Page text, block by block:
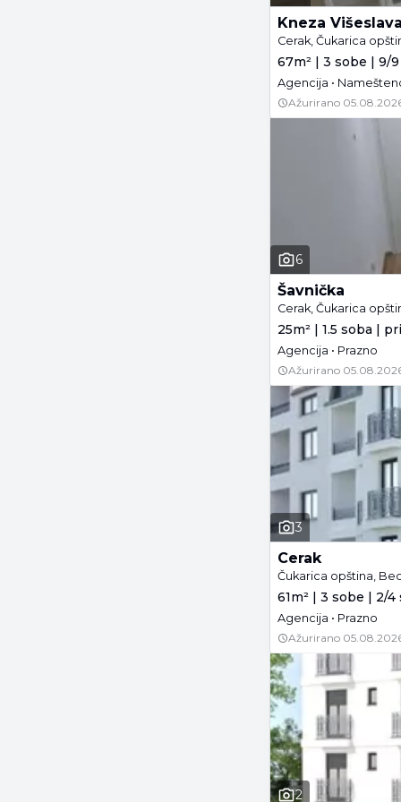
Kneza
Cerak, Čukarica
67m² | 3 sobe | 9/
Agencija •
Ažurirano
6
Šavnička
Cerak, Čukarica
25m² | 1.5 soba |
Agencija • Prazno
Ažurirano
3
Cerak
Čukarica opština,
61m² | 3 sobe | 2/4
Agencija • Prazno
Ažurirano
2